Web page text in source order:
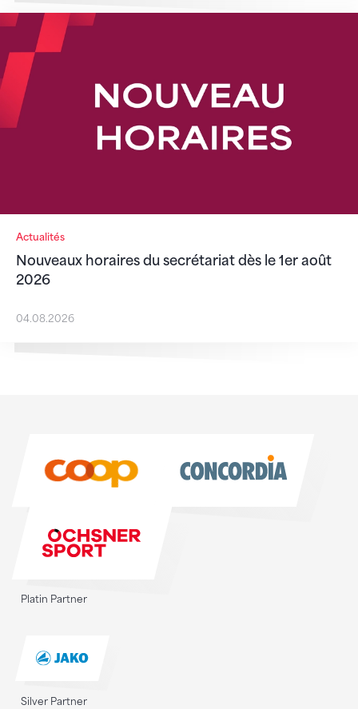
Actualités
Nouveaux horaires du secrétariat dès le 1er août
2026
Nouveaux horaires du secrétariat dès le 1er août 2026
04.08.2026
Platin Partner
Silver Partner